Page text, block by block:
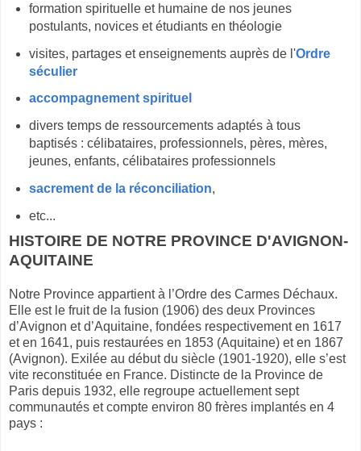
formation spirituelle et humaine de nos jeunes
postulants, novices et étudiants en théologie
visites, partages et enseignements auprès de l'Ordre
séculier
accompagnement spirituel
divers temps de ressourcements adaptés à tous
baptisés : célibataires, professionnels, pères, mères,
jeunes, enfants, célibataires professionnels
sacrement de la réconciliation,
etc...
HISTOIRE DE NOTRE PROVINCE D'AVIGNON-
AQUITAINE
Notre Province appartient à l’Ordre des Carmes Déchaux.
Elle est le fruit de la fusion (1906) des deux Provinces
d’Avignon et d’Aquitaine, fondées respectivement en 1617
et en 1641, puis restaurées en 1853 (Aquitaine) et en 1867
(Avignon). Exilée au début du siècle (1901-1920), elle s’est
vite reconstituée en France. Distincte de la Province de
Paris depuis 1932, elle regroupe actuellement sept
communautés et compte environ 80 frères implantés en 4
pays :